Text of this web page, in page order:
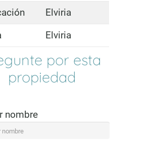
Elviria
Elviria
por esta
propiedad
nombre